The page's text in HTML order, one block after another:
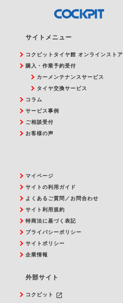
サイトメニュー
コクピットタイヤ館 オンラインストア
購入・作業予約受付
カーメンテナンスサービス
タイヤ交換サービス
コラム
サービス事例
ご相談受付
お客様の声
マイページ
サイトの利用ガイド
よくあるご質問／お問合わせ
サイト利用規約
特商法に基づく表記
プライバシーポリシー
サイトポリシー
企業情報
外部サイト
コクピット
launch